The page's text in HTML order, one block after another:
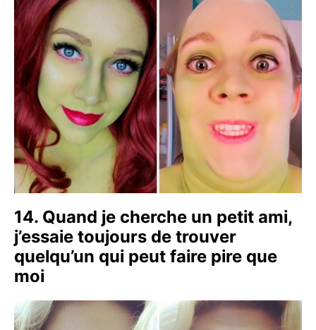
14. Quand je cherche un petit ami,
j’essaie toujours de trouver
quelqu’un qui peut faire pire que
moi